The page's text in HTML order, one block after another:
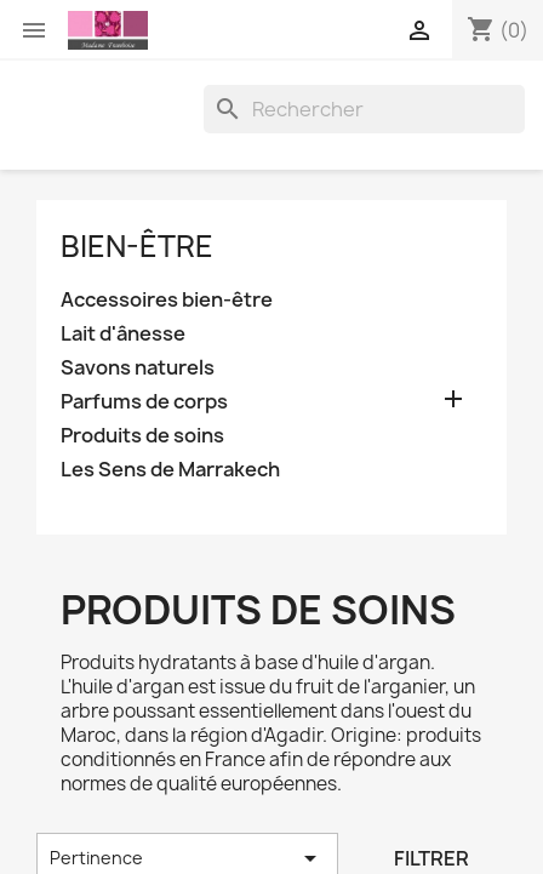
 shopping_cart (0)


BIEN-ÊTRE
Accessoires bien-être
Lait d'ânesse
Savons naturels
Parfums de corps

Produits de soins
Les Sens de Marrakech
PRODUITS DE SOINS
Produits hydratants à base d'huile d'argan.
L'huile d'argan est issue du fruit de l'arganier, un
arbre poussant essentiellement dans l'ouest du
Maroc, dans la région d'Agadir. Origine: produits
conditionnés en France afin de répondre aux
normes de qualité européennes.
Pertinence  FILTRER